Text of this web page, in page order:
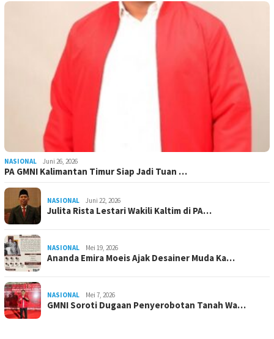
NASIONAL Juni 26, 2026
PA GMNI Kalimantan Timur Siap Jadi Tuan …
NASIONAL Juni 22, 2026
Julita Rista Lestari Wakili Kaltim di PA…
NASIONAL Mei 19, 2026
Ananda Emira Moeis Ajak Desainer Muda Ka…
NASIONAL Mei 7, 2026
GMNI Soroti Dugaan Penyerobotan Tanah Wa…